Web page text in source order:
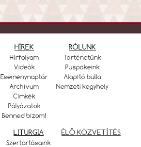
HÍREK
Hírfolyam
Videók
Eseménynaptár
Archívum
Címkék
Pályázatok
Benned bízom!
RÓLUNK
Történetünk
Püspökeink
Alapító bulla
Nemzeti kegyhely
LITURGIA
Szertartásaink
ÉLŐ KÖZVETÍTÉS